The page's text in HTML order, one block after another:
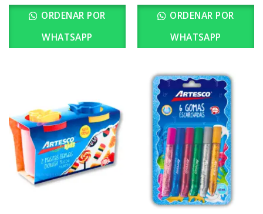
ORDENAR POR
WHATSAPP
ORDENAR POR
WHATSAPP